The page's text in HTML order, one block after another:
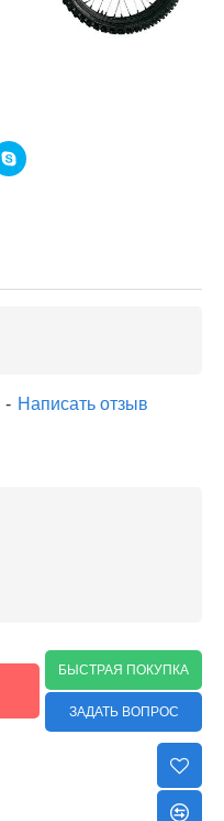
- Написать отзыв
БЫСТРАЯ ПОКУПКА
ЗАДАТЬ ВОПРОС